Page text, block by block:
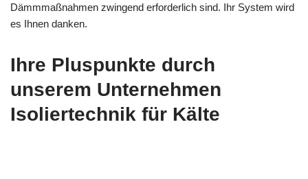
Dämmmaßnahmen zwingend erforderlich sind. Ihr System wird
es Ihnen danken.
Ihre Pluspunkte durch
unserem Unternehmen
Isoliertechnik für Kälte